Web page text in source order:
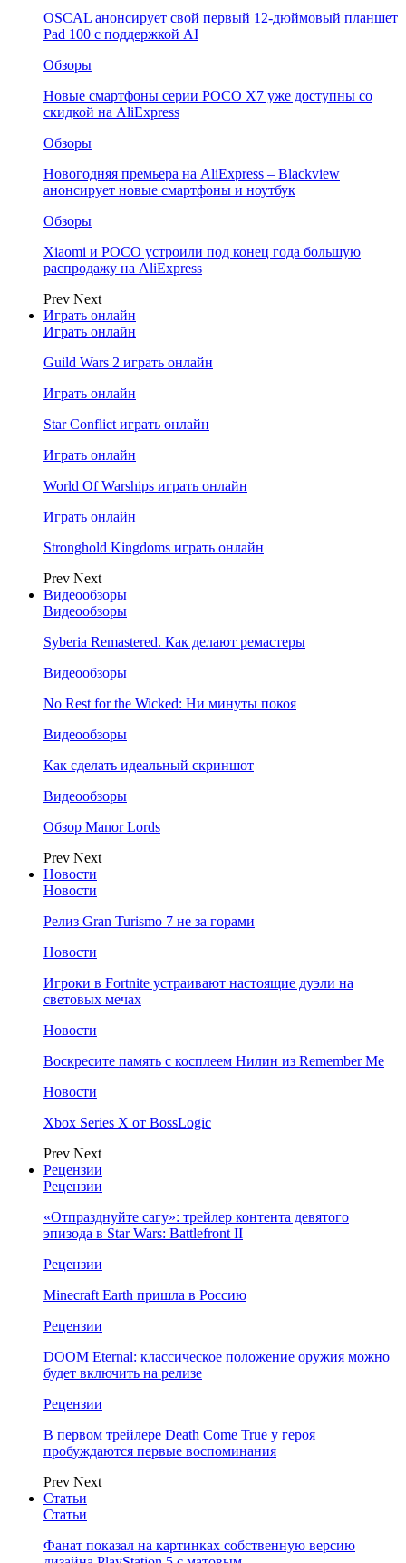
OSCAL анонсирует свой первый 12-дюймовый планшет
Pad 100 с поддержкой AI
Обзоры
Новые смартфоны серии POCO X7 уже доступны со
скидкой на AliExpress
Обзоры
Новогодняя премьера на AliExpress – Blackview
анонсирует новые смартфоны и ноутбук
Обзоры
Xiaomi и POCO устроили под конец года большую
распродажу на AliExpress
Prev Next
Играть онлайн
Играть онлайн
Guild Wars 2 играть онлайн
Играть онлайн
Star Conflict играть онлайн
Играть онлайн
World Of Warships играть онлайн
Играть онлайн
Stronghold Kingdoms играть онлайн
Prev Next
Видеообзоры
Видеообзоры
Syberia Remastered. Как делают ремастеры
Видеообзоры
No Rest for the Wicked: Ни минуты покоя
Видеообзоры
Как сделать идеальный скриншот
Видеообзоры
Обзор Manor Lords
Prev Next
Новости
Новости
Релиз Gran Turismo 7 не за горами
Новости
Игроки в Fortnite устраивают настоящие дуэли на
световых мечах
Новости
Воскресите память с косплеем Нилин из Remember Me
Новости
Xbox Series X от BossLogic
Prev Next
Рецензии
Рецензии
«Отпразднуйте сагу»: трейлер контента девятого
эпизода в Star Wars: Battlefront II
Рецензии
Minecraft Earth пришла в Россию
Рецензии
DOOM Eternal: классическое положение оружия можно
будет включить на релизе
Рецензии
В первом трейлере Death Come True у героя
пробуждаются первые воспоминания
Prev Next
Статьи
Статьи
Фанат показал на картинках собственную версию